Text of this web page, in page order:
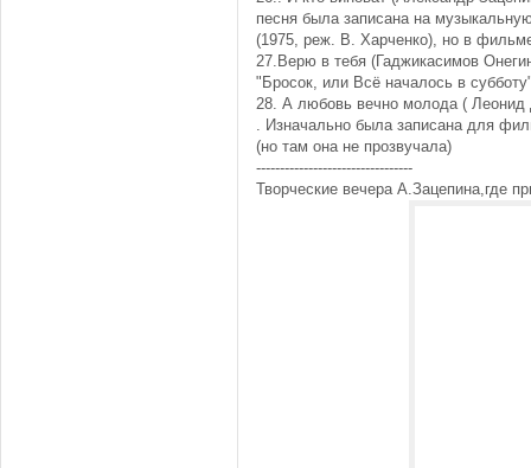
песня была записана на
(1975, реж. В. Харченко), но в
27.Верю в тебя (Гаджикасимов
"Бросок, или Всё началось в
28. А любовь вечно молода ( Леонид
. Изначально была записана для
(но там она не прозвучала)
---------------------------------
Творческие вечера А.Зацепина,где